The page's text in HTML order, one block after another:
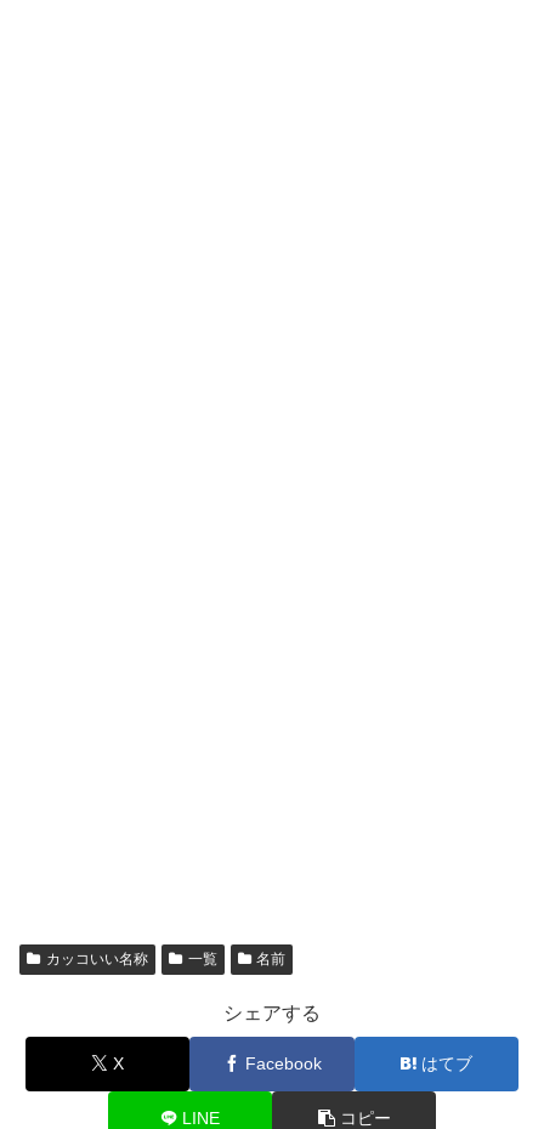
カッコいい名称 一覧 名前
シェアする
X Facebook はてブ
LINE コピー